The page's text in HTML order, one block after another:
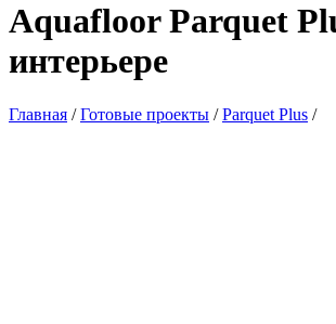
Aquafloor Parquet
интерьере
Главная /Готовые проекты /Parquet Plus /